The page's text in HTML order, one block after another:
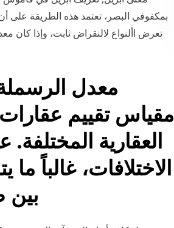
بمكفوفي البصر، تعتمد هذه الطريقة
معدل
مقياس تقييم
العقارية
الاختلافات، غالباً
بين